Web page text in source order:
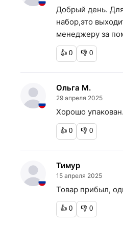
Добрый день.
набор,это
менеджеру за
👍 0 👎 0
Ольга М.
29 апреля 2025
Хорошо
👍 0 👎 0
Тимур
15 апреля 2025
Товар прибыл,
👍 0 👎 0